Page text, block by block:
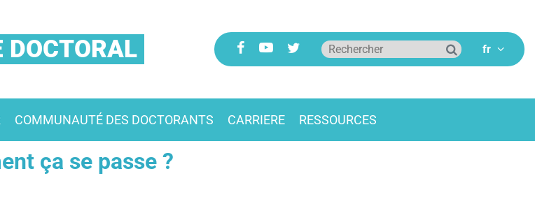
DOCTORAL
COMMUNAUTÉ DES DOCTORANTS CARRIERE RESSOURCES
ça se passe ?